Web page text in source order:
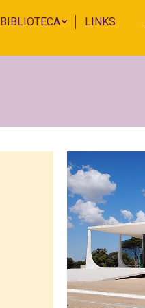
BIBLIOTECA LINKS